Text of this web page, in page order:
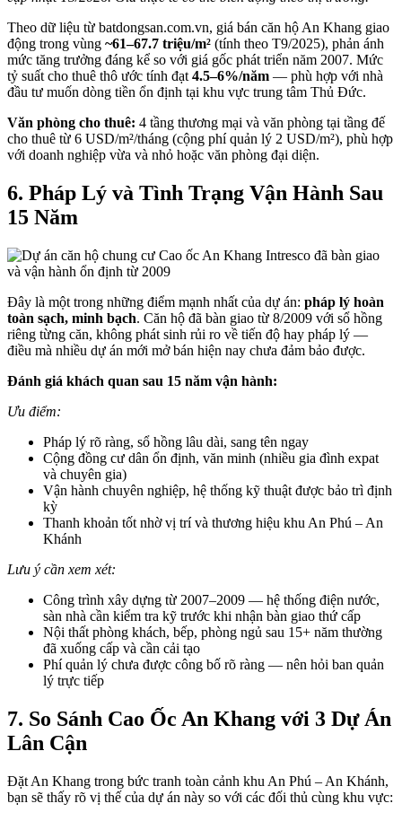
Theo dữ liệu từ batdongsan.com.vn, giá bán căn hộ An Khang giao
động trong vùng ~61–67.7 triệu/m² (tính theo T9/2025), phản ánh
mức tăng trưởng đáng kể so với giá gốc phát triển năm 2007. Mức
tỷ suất cho thuê thô ước tính đạt 4.5–6%/năm — phù hợp với nhà
đầu tư muốn dòng tiền ổn định tại khu vực trung tâm Thủ Đức.
Văn phòng cho thuê: 4 tầng thương mại và văn phòng tại tầng đế
cho thuê từ 6 USD/m²/tháng (cộng phí quản lý 2 USD/m²), phù hợp
với doanh nghiệp vừa và nhỏ hoặc văn phòng đại diện.
6. Pháp Lý và Tình Trạng Vận Hành Sau
15 Năm
Đây là một trong những điểm mạnh nhất của dự án: pháp lý hoàn
toàn sạch, minh bạch. Căn hộ đã bàn giao từ 8/2009 với sổ hồng
riêng từng căn, không phát sinh rủi ro về tiến độ hay pháp lý —
điều mà nhiều dự án mới mở bán hiện nay chưa đảm bảo được.
Đánh giá khách quan sau 15 năm vận hành:
Ưu điểm:
Pháp lý rõ ràng, sổ hồng lâu dài, sang tên ngay
Cộng đồng cư dân ổn định, văn minh (nhiều gia đình expat
và chuyên gia)
Vận hành chuyên nghiệp, hệ thống kỹ thuật được bảo trì định
kỳ
Thanh khoản tốt nhờ vị trí và thương hiệu khu An Phú – An
Khánh
Lưu ý cần xem xét:
Công trình xây dựng từ 2007–2009 — hệ thống điện nước,
sàn nhà cần kiểm tra kỹ trước khi nhận bàn giao thứ cấp
Nội thất phòng khách, bếp, phòng ngủ sau 15+ năm thường
đã xuống cấp và cần cải tạo
Phí quản lý chưa được công bố rõ ràng — nên hỏi ban quản
lý trực tiếp
7. So Sánh Cao Ốc An Khang với 3 Dự Án
Lân Cận
Đặt An Khang trong bức tranh toàn cảnh khu An Phú – An Khánh,
bạn sẽ thấy rõ vị thế của dự án này so với các đối thủ cùng khu vực: